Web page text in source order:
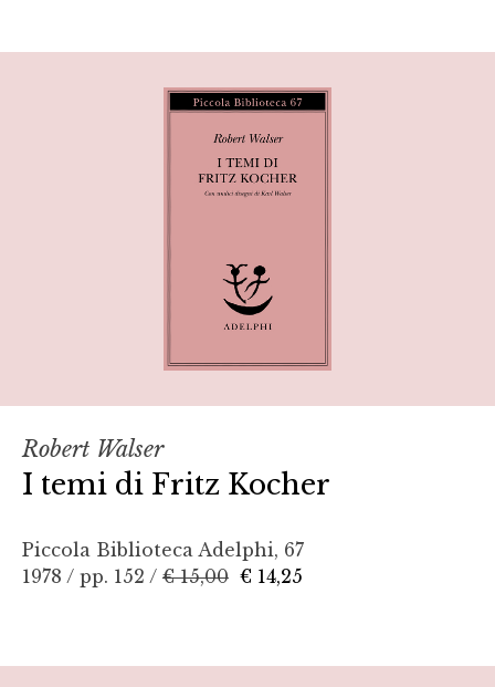
Robert Walser
I temi di Fritz Kocher
Piccola Biblioteca Adelphi, 67
1978 / pp. 152 / € 15,00 € 14,25